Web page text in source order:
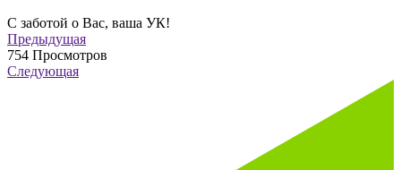
С заботой о Вас, ваша УК!
Предыдущая
754 Просмотров
Следующая